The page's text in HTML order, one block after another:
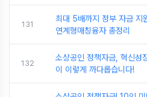
131
최대 5배까지 정부 자금 지
연계형매칭융자 총정리
132
소상공인 정책자금, 혁신성
이 이렇게 까다롭습니다!